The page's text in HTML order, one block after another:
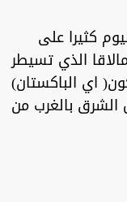
كثيرا على
الذي تسيطر
اي الباكستان)
بالغرب من